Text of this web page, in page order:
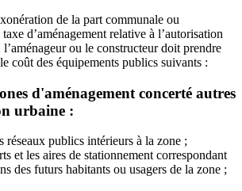
de la part communale ou
d’aménagement relative à l’autorisation
ou le constructeur doit prendre
coût des équipements publics suivants :
d'aménagement concerté autres
urbaine :
réseaux publics intérieurs à la zone ;
et les aires de stationnement correspondant
des futurs habitants ou usagers de la zone ;